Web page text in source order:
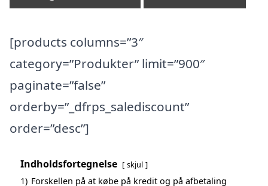
[products columns=”3″
category=”Produkter” limit=”900″
paginate=”false”
orderby=”_dfrps_salediscount”
order=”desc”]
Indholdsfortegnelse skjul
1) Forskellen på at købe på kredit og på afbetaling